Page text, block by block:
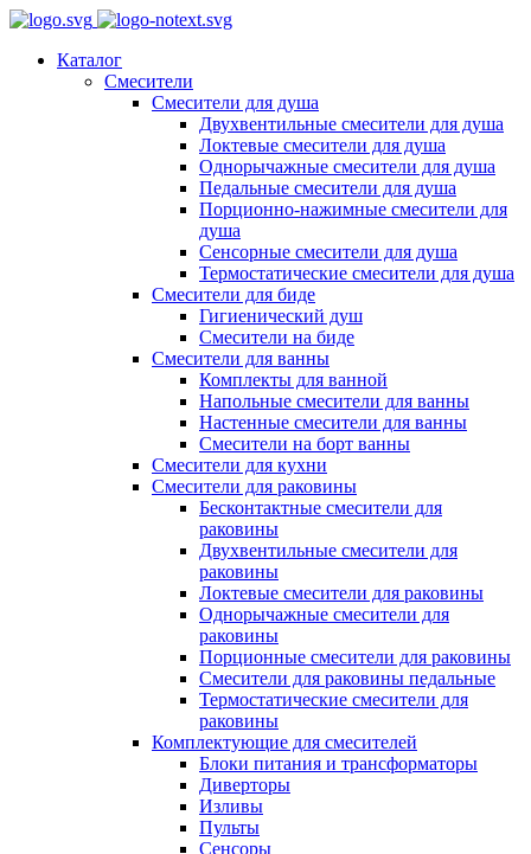
Каталог
Смесители
Смесители для душа
Двухвентильные смесители для душа
Локтевые смесители для душа
Однорычажные смесители для душа
Педальные смесители для душа
Порционно-нажимные смесители для
душа
Сенсорные смесители для душа
Термостатические смесители для душа
Смесители для биде
Гигиенический душ
Смесители на биде
Смесители для ванны
Комплекты для ванной
Напольные смесители для ванны
Настенные смесители для ванны
Смесители на борт ванны
Смесители для кухни
Смесители для раковины
Бесконтактные смесители для
раковины
Двухвентильные смесители для
раковины
Локтевые смесители для раковины
Однорычажные смесители для
раковины
Порционные смесители для раковины
Смесители для раковины педальные
Термостатические смесители для
раковины
Комплектующие для смесителей
Блоки питания и трансформаторы
Диверторы
Изливы
Пульты
Сенсоры